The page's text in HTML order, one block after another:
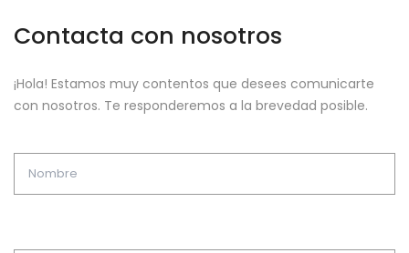
Contacta con nosotros
¡Hola! Estamos muy contentos que desees comunicarte
con nosotros. Te responderemos a la brevedad posible.